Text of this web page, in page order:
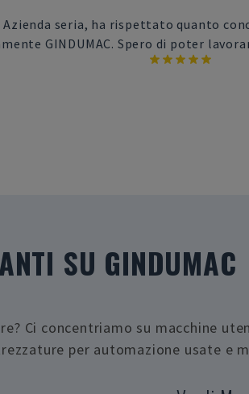
Azienda seria, ha rispettato quanto
GINDUMAC. Spero di poter
SU GINDUMAC
Ci concentriamo su macchine
per automazione usate e